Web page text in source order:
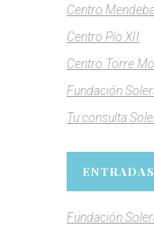
Centro
Centro Pío XII
Centro Torre
Fundación
Tu consulta
Fundación